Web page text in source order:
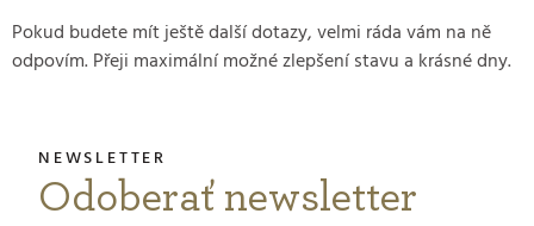
Pokud budete mít ještě další dotazy, velmi ráda vám na ně
odpovím. Přeji maximální možné zlepšení stavu a krásné dny.
Odoberať newsletter